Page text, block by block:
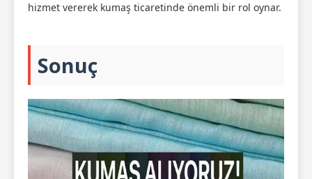
hizmet vererek kumaş ticaretinde önemli bir rol oynar.
Sonuç